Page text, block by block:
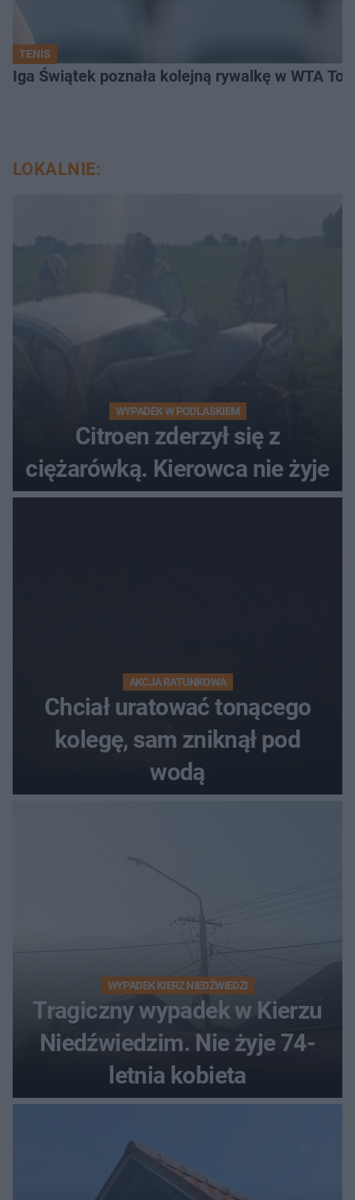
TENIS
Iga Świątek poznała kolejną rywalkę w WTA
LOKALNIE:
WYPADEK W PODLASKIEM
Citroen zderzył się z
ciężarówką. Kierowca nie żyje
AKCJA RATUNKOWA
Chciał uratować tonącego
kolegę, sam zniknął pod
wodą
WYPADEK KIERZ NIEDŹWIEDZI
Tragiczny wypadek w Kierzu
Niedźwiedzim. Nie żyje 74-
letnia kobieta